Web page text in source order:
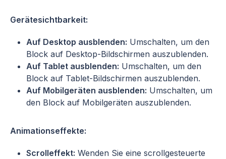
Gerätesichtbarkeit:
Auf Desktop ausblenden: Umschalten, um den
Block auf Desktop-Bildschirmen auszublenden.
Auf Tablet ausblenden: Umschalten, um den
Block auf Tablet-Bildschirmen auszublenden.
Auf Mobilgeräten ausblenden: Umschalten, um
den Block auf Mobilgeräten auszublenden.
Animationseffekte:
Scrolleffekt: Wenden Sie eine scrollgesteuerte